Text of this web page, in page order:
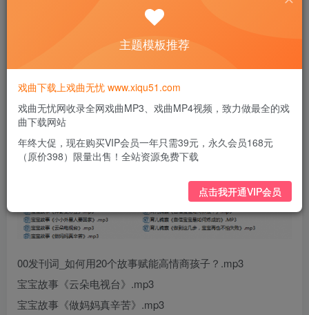
你将获得：理解孩子情绪诉求；读懂孩子；亲近孩子；能够
回应孩子各种情绪；做父母更轻松；学会情绪教养技能；做
00发刊词_如何用20个故事赋能高情商孩子？.mp3
宝宝故事《云朵电视台》.mp3
宝宝故事《做妈妈真辛苦》.mp3
主题模板推荐
戏曲下载上戏曲无忧 www.xiqu51.com
戏曲无忧网收录全网戏曲MP3、戏曲MP4视频，致力做最全的戏
曲下载网站
年终大促，现在购买VIP会员一年只需39元，永久会员168元
（原价398）限量出售！全站资源免费下载
点击我开通VIP会员